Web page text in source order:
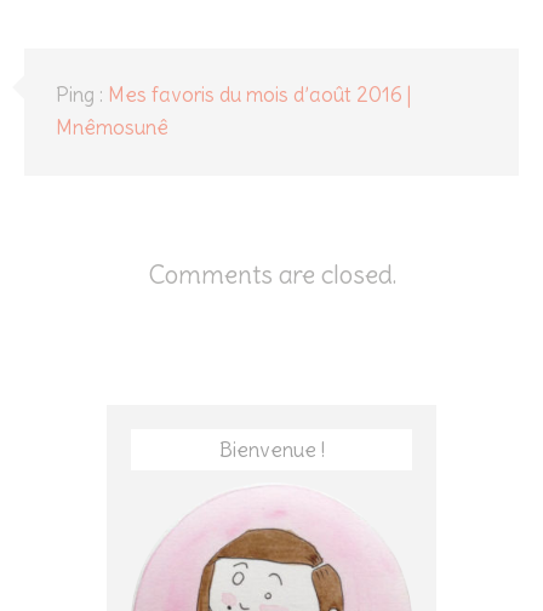
Ping : Mes favoris du mois d’août 2016 |
Mnêmosunê
Comments are closed.
Bienvenue !